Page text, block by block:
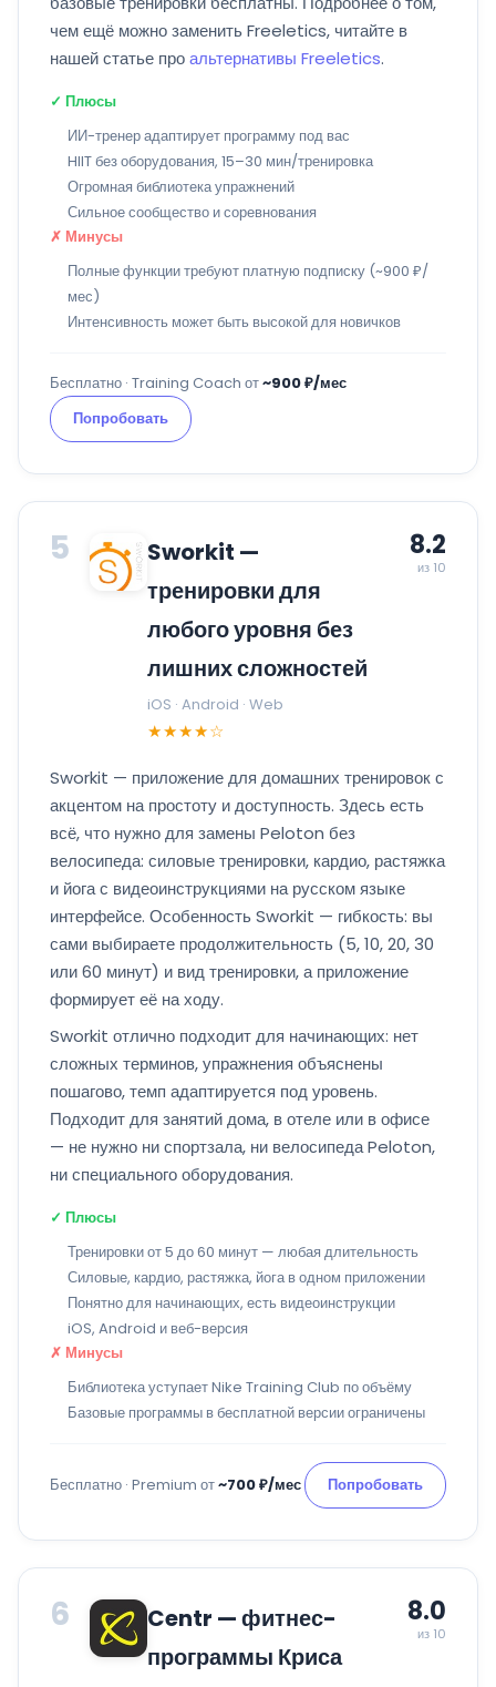
чем ещё можно заменить Freeletics, читайте в
нашей статье проальтернативы Freeletics.
✓ Плюсы
ИИ-тренер адаптирует программу под вас
HIIT без оборудования, 15–30 мин/тренировка
Огромная библиотека упражнений
Сильное сообщество и соревнования
✗ Минусы
Полные функции требуют платную подписку (~900 ₽/
мес)
Интенсивность может быть высокой для новичков
Бесплатно · Training Coach от~900 ₽/мес
Попробовать
5
Sworkit —
тренировки для
любого уровня без
лишних сложностей
iOS · Android · Web
★★★★☆
8.2
из 10
Sworkit — приложение для домашних тренировок с
акцентом на простоту и доступность. Здесь есть
всё, что нужно для замены Peloton без
велосипеда: силовые тренировки, кардио, растяжка
и йога с видеоинструкциями на русском языке
интерфейсе. Особенность Sworkit — гибкость: вы
сами выбираете продолжительность (5, 10, 20, 30
или 60 минут) и вид тренировки, а приложение
формирует её на ходу.
Sworkit отлично подходит для начинающих: нет
сложных терминов, упражнения объяснены
пошагово, темп адаптируется под уровень.
Подходит для занятий дома, в отеле или в офисе
— не нужно ни спортзала, ни велосипеда Peloton,
ни специального оборудования.
✓ Плюсы
Тренировки от 5 до 60 минут — любая длительность
Силовые, кардио, растяжка, йога в одном приложении
Понятно для начинающих, есть видеоинструкции
iOS, Android и веб-версия
✗ Минусы
Библиотека уступает Nike Training Club по объёму
Базовые программы в бесплатной версии ограничены
Бесплатно · Premium от~700 ₽/мес Попробовать
6
Centr — фитнес-
программы Криса
8.0
из 10